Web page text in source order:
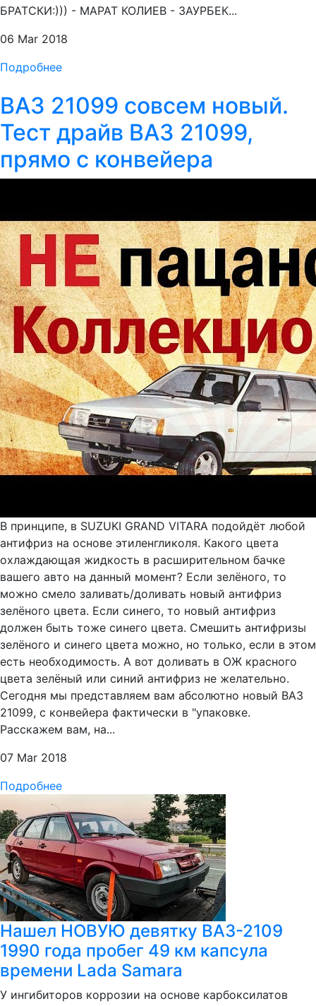
БРАТСКИ:))) - МАРАТ КОЛИЕВ - ЗАУРБЕК...
06 Mar 2018
Подробнее
ВАЗ 21099 совсем новый.
Тест драйв ВАЗ 21099,
прямо с конвейера
В принципе, в SUZUKI GRAND VITARA подойдёт любой
антифриз на основе этиленгликоля. Какого цвета
охлаждающая жидкость в расширительном бачке
вашего авто на данный момент? Если зелёного, то
можно смело заливать/доливать новый антифриз
зелёного цвета. Если синего, то новый антифриз
должен быть тоже синего цвета. Смешить антифризы
зелёного и синего цвета можно, но только, если в этом
есть необходимость. А вот доливать в ОЖ красного
цвета зелёный или синий антифриз не желательно.
Сегодня мы представляем вам абсолютно новый ВАЗ
21099, с конвейера фактически в "упаковке.
Расскажем вам, на...
07 Mar 2018
Подробнее
Нашел НОВУЮ девятку ВАЗ-2109
1990 года пробег 49 км капсула
времени Lada Samara
У ингибиторов коррозии на основе карбоксилатов